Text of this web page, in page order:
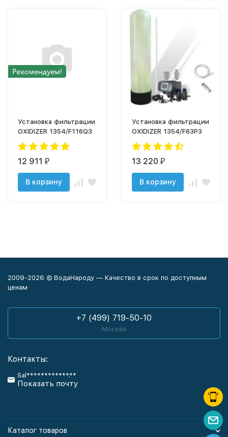
Установка фильтрации
OXIDIZER 1354/F116Q3
12 911 ₽
В корзину
Установка фильтрации
OXIDIZER 1354/F63P3
13 220 ₽
В корзину
2009-2026 © ВодаНароду — Качество в срок по доступным
ценам
+7 (499) 719-50-10
Москва
Контакты:
Sal************.**
Показать почту
Каталог товаров